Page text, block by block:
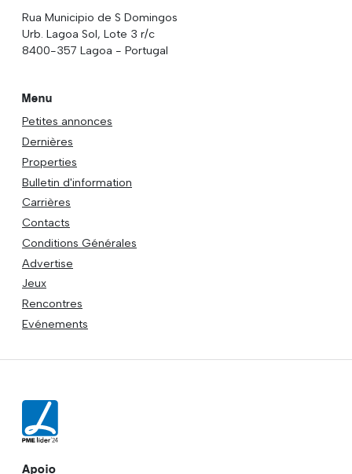
Rua Municipio de S Domingos
Urb. Lagoa Sol, Lote 3 r/c
8400-357 Lagoa - Portugal
Menu
Petites annonces
Dernières
Properties
Bulletin d'information
Carrières
Contacts
Conditions Générales
Advertise
Jeux
Rencontres
Evénements
Apoio